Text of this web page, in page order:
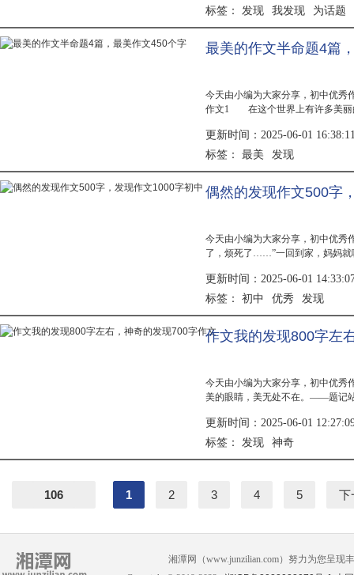
标签： 发现 我发现 为话题
最美的作文半命题4篇
今天由小编为大家分享，初中优
作文1 在这个世界上有许多美丽
晨，天气...
更新时间：2025-06-01
标签： 最美 发现
偶然的发现作文500字
今天由小编为大家分享，初中优秀
了，烦死了……”一回到家，妈妈就
上...
更新时间：2025-06-01
标签： 初中 优秀 发现
作文我的发现800字左
今天由小编为大家分享，初中优秀
美的眼睛，美无处不在。——题记
石和小...
更新时间：2025-06-01
标签： 发现 神奇
106 1 2 3 4 5 下
湘潭网（www.junzilian.com）努力为您呈现